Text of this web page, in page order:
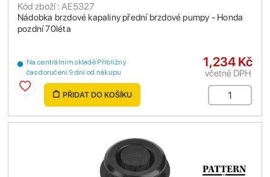
Nádobka brzdové kapaliny přední brzdové pumpy - Honda
pozdní 70léta
Kód zboží : AE5327
Na centrálním skladě Přibližný
čas doručení 9 dní od nákupu
1,234 Kč
včetně DPH
PŘIDAT DO KOŠÍKU